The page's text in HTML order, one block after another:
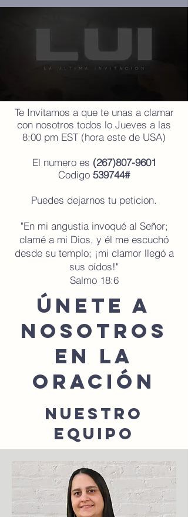
Te Invitamos a que te unas a clamar
con nosotros todos lo Jueves a las
8:00 pm EST (hora este de USA)
El numero es (267)807-9601
Codigo 539744#
Puedes dejarnos tu peticion.
"En mi angustia invoqué al Señor;
clamé a mi Dios, y él me escuchó
desde su templo; ¡mi clamor llegó a
sus oídos!"
Salmo 18:6
Únete a
nosotros
en la
oración
nuestro
equipo